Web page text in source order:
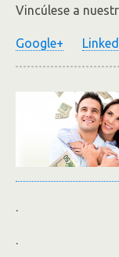
Vincúlese a
Google+
.
.